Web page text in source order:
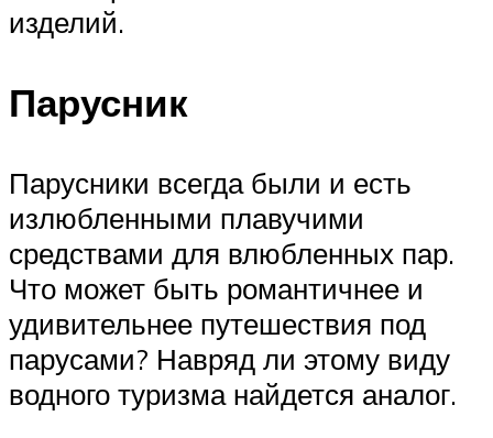
изделий.
Парусник
Парусники всегда были и есть
излюбленными плавучими
средствами для влюбленных пар.
Что может быть романтичнее и
удивительнее путешествия под
парусами? Навряд ли этому виду
водного туризма найдется аналог.